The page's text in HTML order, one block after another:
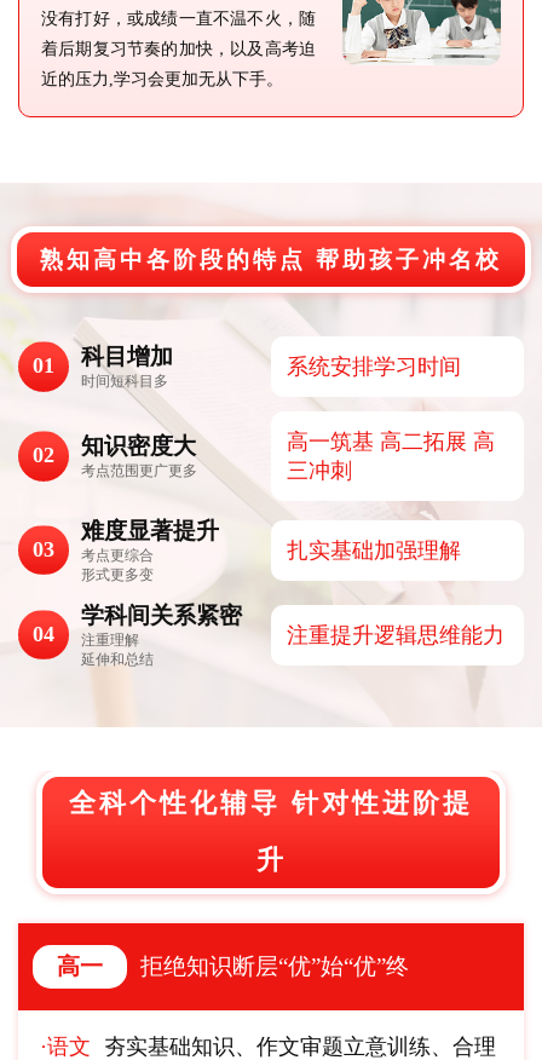
没有打好，或成绩一直不温不火，随
着后期复习节奏的加快，以及高考迫
近的压力,学习会更加无从下手。
熟知高中各阶段的特点 帮助孩子冲名校
01 科目增加
时间短科目多
系统安排学习时间
02 知识密度大
考点范围更广更多
高一筑基 高二拓展 高
三冲刺
03
难度显著提升
考点更综合
形式更多变
扎实基础加强理解
04
学科间关系紧密
注重理解
延伸和总结
注重提升逻辑思维能力
全科个性化辅导 针对性进阶提
升
高一 拒绝知识断层“优”始“优”终
·语文
夯实基础知识、作文审题立意训练、合理